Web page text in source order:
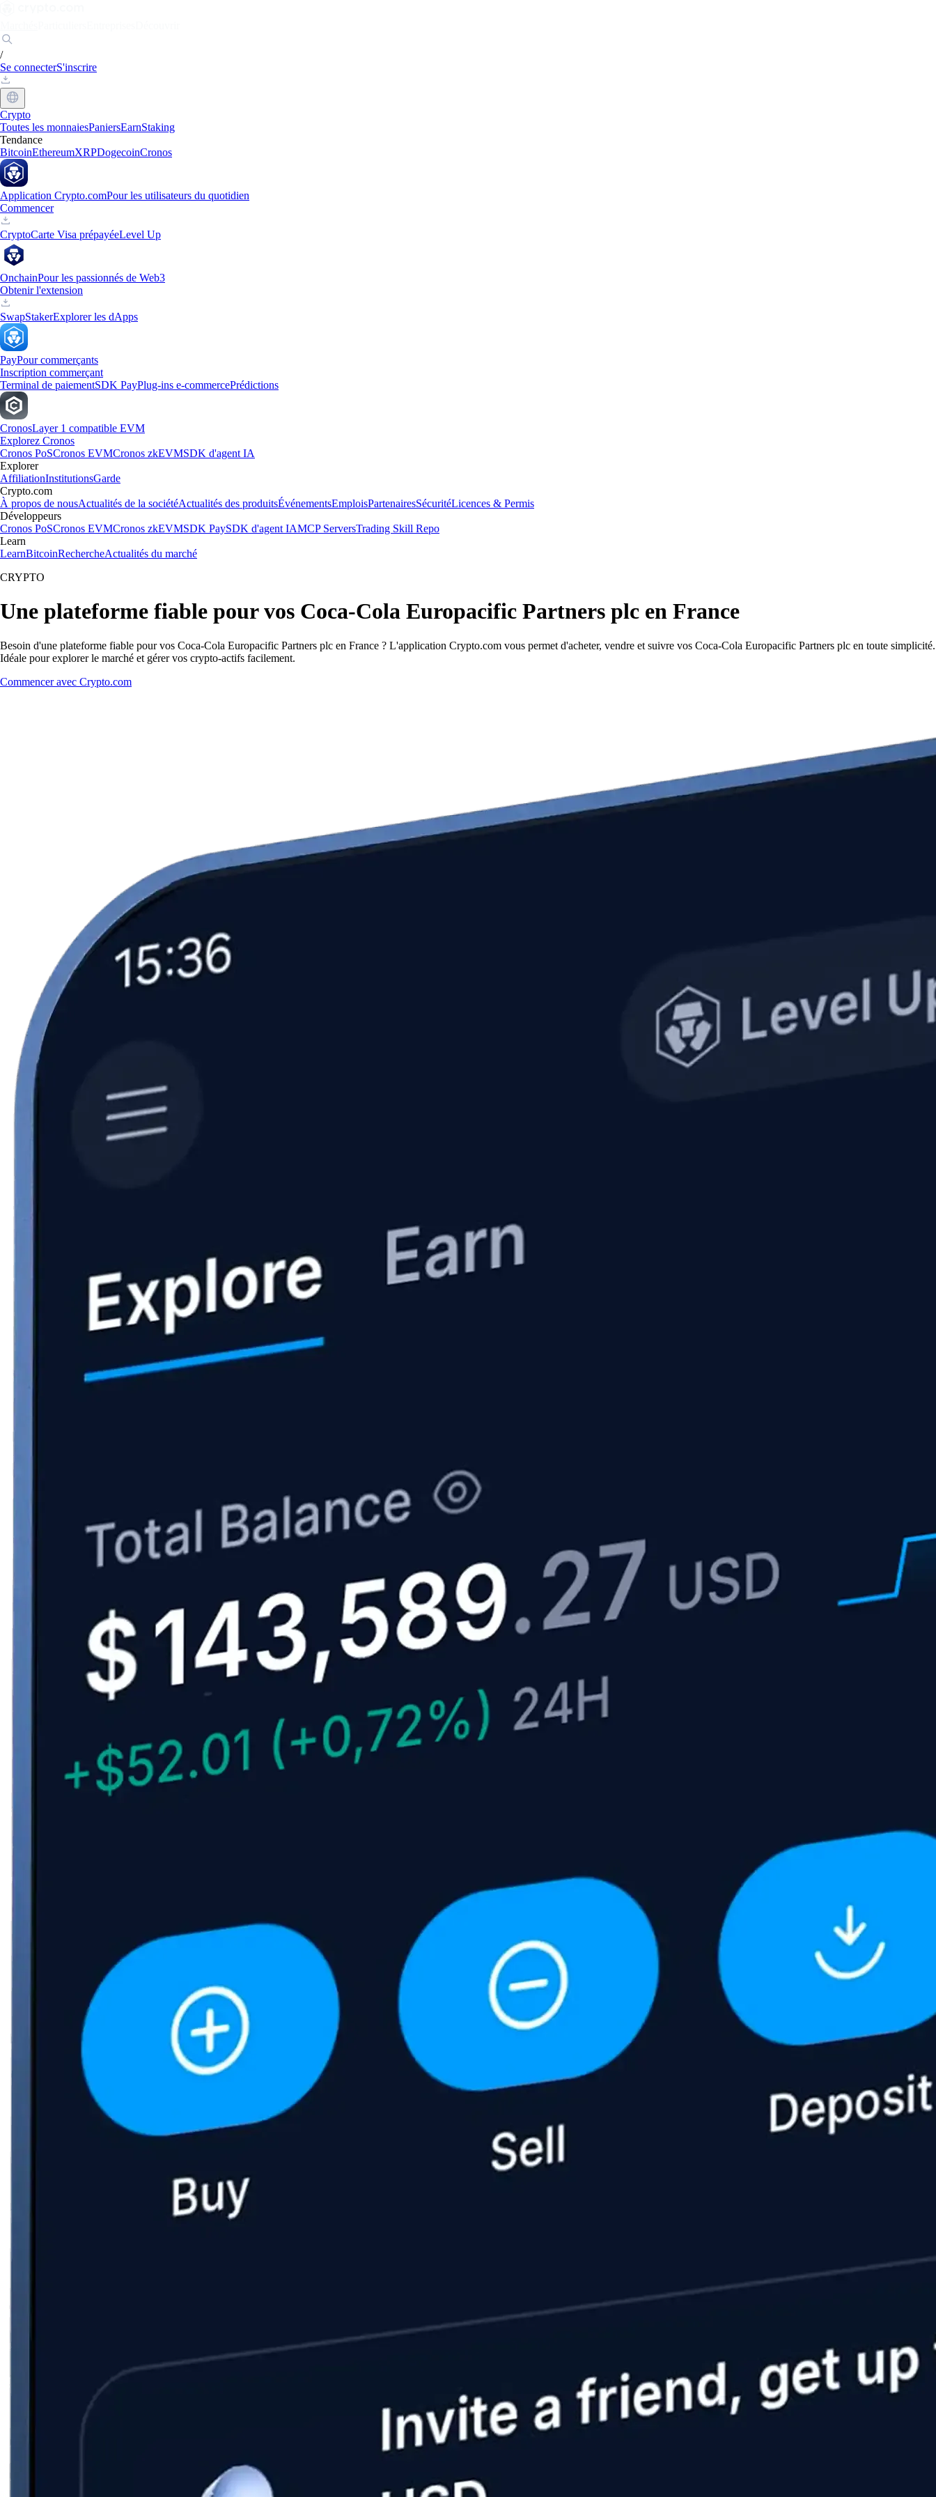
/
Se connecterS'inscrire
Crypto
Toutes les monnaiesPaniersEarnStaking
Tendance
BitcoinEthereumXRPDogecoinCronos
Application Crypto.comPour les utilisateurs du quotidien
Commencer
CryptoCarte Visa prépayéeLevel Up
OnchainPour les passionnés de Web3
Obtenir l'extension
SwapStakerExplorer les dApps
PayPour commerçants
Inscription commerçant
Terminal de paiementSDK PayPlug-ins e-commercePrédictions
CronosLayer 1 compatible EVM
Explorez Cronos
Cronos PoSCronos EVMCronos zkEVMSDK d'agent IA
Explorer
AffiliationInstitutionsGarde
Crypto.com
À propos de nousActualités de la sociétéActualités des produitsÉvénementsEmploisPartenairesSécuritéLicences & Permis
Développeurs
Cronos PoSCronos EVMCronos zkEVMSDK PaySDK d'agent IAMCP ServersTrading Skill Repo
Learn
LearnBitcoinRechercheActualités du marché
CRYPTO
Une plateforme fiable pour vos Coca-Cola Europacific Partners plc en France
Besoin d'une plateforme fiable pour vos Coca-Cola Europacific Partners plc en France ? L'application Crypto.com vous permet d'acheter, vendre et suivre vos Coca-Cola Europacific Partners plc en toute simplicité.
Idéale pour explorer le marché et gérer vos crypto-actifs facilement.
Commencer avec Crypto.com